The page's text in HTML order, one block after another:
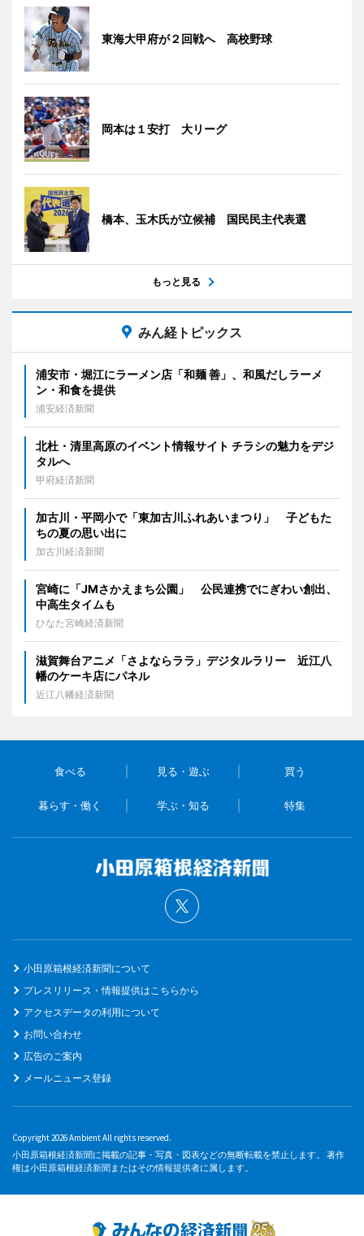
東海大甲府が２回戦へ 高校野球
岡本は１安打 大リーグ
橋本、玉木氏が立候補 国民民主代表選
もっと見る
みん経トピックス
浦安市・堀江にラーメン店「和麺 善」、和風だしラーメ
ン・和食を提供
浦安経済新聞
北杜・清里高原のイベント情報サイト チラシの魅力をデジ
タルへ
甲府経済新聞
加古川・平岡小で「東加古川ふれあいまつり」 子どもた
ちの夏の思い出に
加古川経済新聞
宮崎に「JMさかえまち公園」 公民連携でにぎわい創出、
中高生タイムも
ひなた宮崎経済新聞
滋賀舞台アニメ「さよならララ」デジタルラリー 近江八
幡のケーキ店にパネル
近江八幡経済新聞
食べる 見る・遊ぶ 買う
暮らす・働く 学ぶ・知る 特集
小田原箱根経済新聞について
プレスリリース・情報提供はこちらから
アクセスデータの利用について
お問い合わせ
広告のご案内
メールニュース登録
Copyright 2026 Ambient All rights reserved.
小田原箱根経済新聞に掲載の記事・写真・図表などの無断転載を禁止します。 著作
権は小田原箱根経済新聞またはその情報提供者に属します。